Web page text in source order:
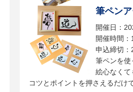
筆ペン
開催日：
開催時間
申込締切：
筆ペンを使
絵心なくて
コツとポイントを押さえるだけで